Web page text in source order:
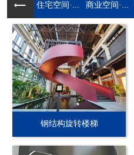
住宅空间·... 商业空间·...
钢结构旋转楼梯